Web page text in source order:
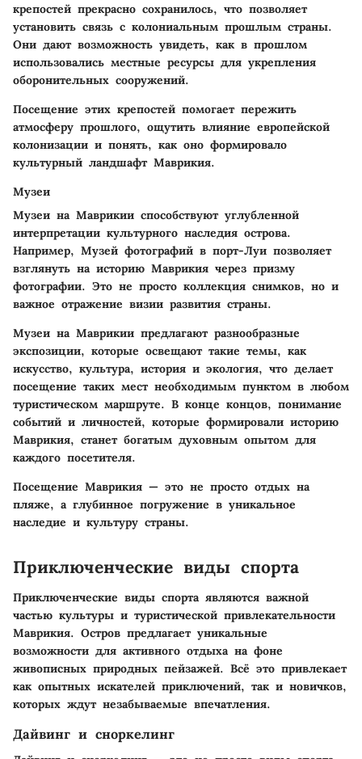
крепостей прекрасно сохранилось, что позволяет
установить связь с колониальным прошлым страны.
Они дают возможность увидеть, как в прошлом
использовались местные ресурсы для укрепления
оборонительных сооружений.
Посещение этих крепостей помогает пережить
атмосферу прошлого, ощутить влияние европейской
колонизации и понять, как оно формировало
культурный ландшафт Маврикия.
Музеи
Музеи на Маврикии способствуют углубленной
интерпретации культурного наследия острова.
Например, Музей фотографий в порт-Луи позволяет
взглянуть на историю Маврикия через призму
фотографии. Это не просто коллекция снимков, но и
важное отражение визии развития страны.
Музеи на Маврикии предлагают разнообразные
экспозиции, которые освещают такие темы, как
искусство, культура, история и экология, что делает
посещение таких мест необходимым пунктом в любом
туристическом маршруте. В конце концов, понимание
событий и личностей, которые формировали историю
Маврикия, станет богатым духовным опытом для
каждого посетителя.
Посещение Маврикия — это не просто отдых на
пляже, а глубинное погружение в уникальное
наследие и культуру страны.
Приключенческие виды спорта
Приключенческие виды спорта являются важной
частью культуры и туристической привлекательности
Маврикия. Остров предлагает уникальные
возможности для активного отдыха на фоне
живописных природных пейзажей. Всё это привлекает
как опытных искателей приключений, так и новичков,
которых ждут незабываемые впечатления.
Дайвинг и сноркелинг